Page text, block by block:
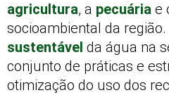
agricultura, a pecuária e
socioambiental da região.
sustentável da água na
conjunto de práticas e
otimização do uso dos